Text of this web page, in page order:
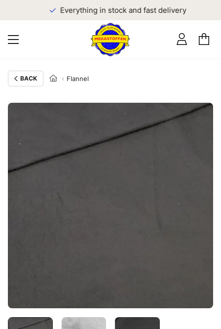
Everything in stock and fast delivery
BACK Flannel